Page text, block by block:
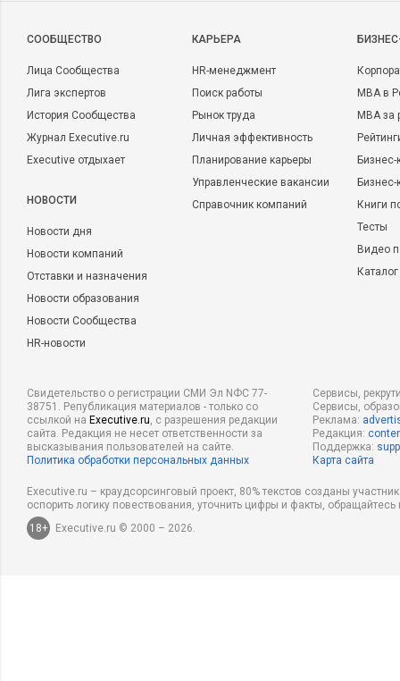
CООБЩЕСТВО
Лица Сообщества
Лига экспертов
История Сообщества
Журнал Executive.ru
Executive отдыхает
НОВОСТИ
Новости дня
Новости компаний
Отставки и назначения
Новости образования
Новости Сообщества
HR-новости
КАРЬЕРА
HR-менеджмент
Поиск работы
Рынок труда
Личная эффективность
Планирование карьеры
Управленческие вакансии
Справочник компаний
MBA в
MBA
Бизнес-
Книги
Тесты
Видео
Свидетельство о регистрации СМИ Эл NФС 77-
38751. Републикация материалов - только со
ссылкой на Executive.ru, с разрешения редакции
сайта. Редакция не несет ответственности за
высказывания пользователей на сайте.
Политика обработки персональных данных
Сервисы,
Сервисы,
Реклама:
Редакция:
Поддержка:
Карта сайта
Executive.ru – краудсорсинговый проект, 80% текстов созданы
оспорить логику повествования, уточнить цифры и факты,
18+
Executive.ru © 2000 – 2026.